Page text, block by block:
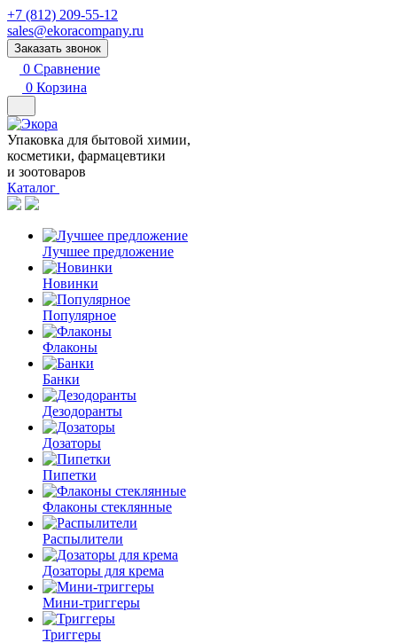
+7 (812) 209-55-12
sales@ekoracompany.ru
Заказать звонок
0 Сравнение
0 Корзина
Упаковка для бытовой химии,
косметики, фармацевтики
и зоотоваров
Каталог
Лучшее предложение
Новинки
Популярное
Флаконы
Банки
Дезодоранты
Дозаторы
Пипетки
Флаконы стеклянные
Распылители
Дозаторы для крема
Мини-триггеры
Триггеры